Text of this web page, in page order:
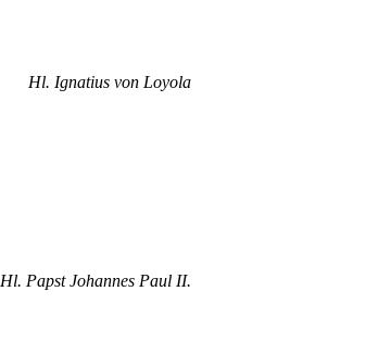
Hl. Ignatius von Loyola
Hl. Papst Johannes Paul II.